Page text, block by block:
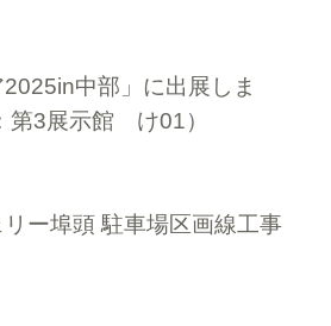
2025in中部」に出展しま
第3展示館 け01）
ー埠頭 駐車場区画線工事